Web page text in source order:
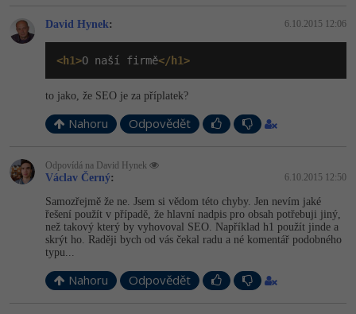
David Hynek: 6.10.2015 12:06
<h1>O naší firmě</h1>
to jako, že SEO je za příplatek?
Nahoru Odpovědět
Odpovídá na David Hynek
Václav Černý: 6.10.2015 12:50
Samozřejmě že ne. Jsem si vědom této chyby. Jen nevím jaké
řešení použít v případě, že hlavní nadpis pro obsah potřebuji jiný,
než takový který by vyhovoval SEO. Například h1 použít jinde a
skrýt ho. Raději bych od vás čekal radu a né komentář podobného
typu...
Nahoru Odpovědět